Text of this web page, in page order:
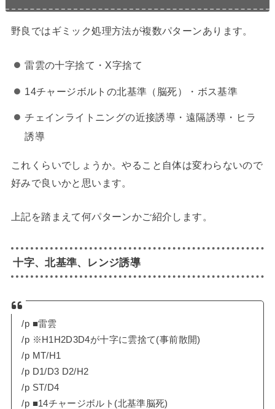
野良ではギミック処理方法が複数パターンあります。
雷雲の十字捨て・X字捨て
14チャージボルトの北基準（脳死）・ボス基準
チェインライトニングの近接誘導・遠隔誘導・ヒラ
誘導
これくらいでしょうか。やること自体は変わらないので
好みで良いかと思います。
上記を踏まえて何パターンかご紹介します。
十字、北基準、レンジ誘導
/p ■雷雲
/p ※H1H2D3D4が十字に雲捨て(事前散開)
/p MT/H1
/p D1/D3 D2/H2
/p ST/D4
/p ■14チャージボルト(北基準脳死)